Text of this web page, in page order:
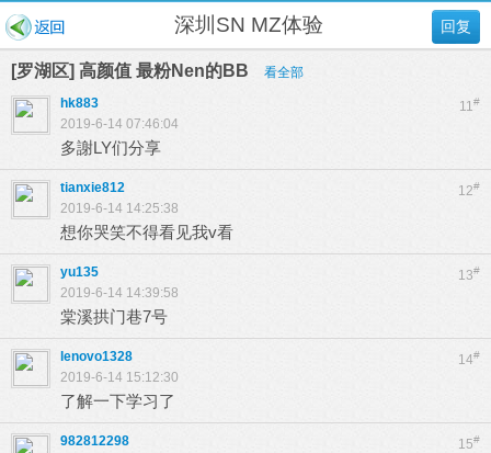
回复
深圳SN MZ体验
[罗湖区] 高颜值 最粉Nen的BB 看全部
11#
hk883
2019-6-14 07:46:04
多謝LY们分享
12#
tianxie812
2019-6-14 14:25:38
想你哭笑不得看见我v看
13#
yu135
2019-6-14 14:39:58
棠溪拱门巷7号
14#
lenovo1328
2019-6-14 15:12:30
了解一下学习了
15#
982812298